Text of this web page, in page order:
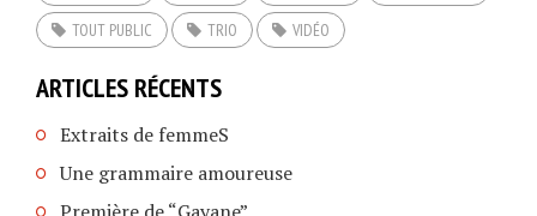
TOUT PUBLIC
TRIO VIDÉO
ARTICLES RÉCENTS
Extraits de femmeS
Une grammaire amoureuse